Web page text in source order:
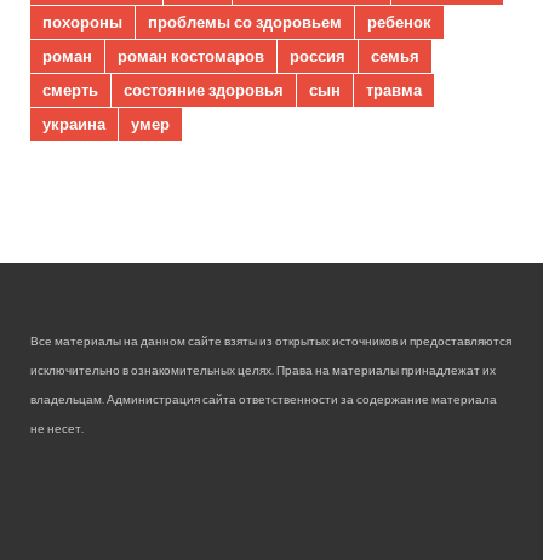
похороны
проблемы со здоровьем
ребенок
роман
роман костомаров россия
семья
смерть
состояние здоровья сын
травма
украина
умер
Все материалы на данном сайте взяты из открытых источников и предоставляются
исключительно в ознакомительных целях. Права на материалы принадлежат их
владельцам. Администрация сайта ответственности за содержание материала
не несет.